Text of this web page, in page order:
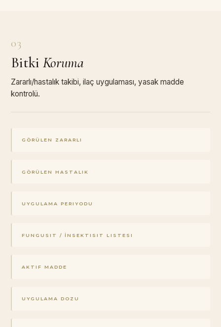
03
Bitki Koruma
Zararlı/hastalık takibi, ilaç uygulaması, yasak madde
kontrolü.
GÖRÜLEN ZARARLI
GÖRÜLEN HASTALIK
UYGULAMA PERIYODU
FUNGUSIT / İNSEKTISIT LISTESI
AKTIF MADDE
UYGULAMA DOZU